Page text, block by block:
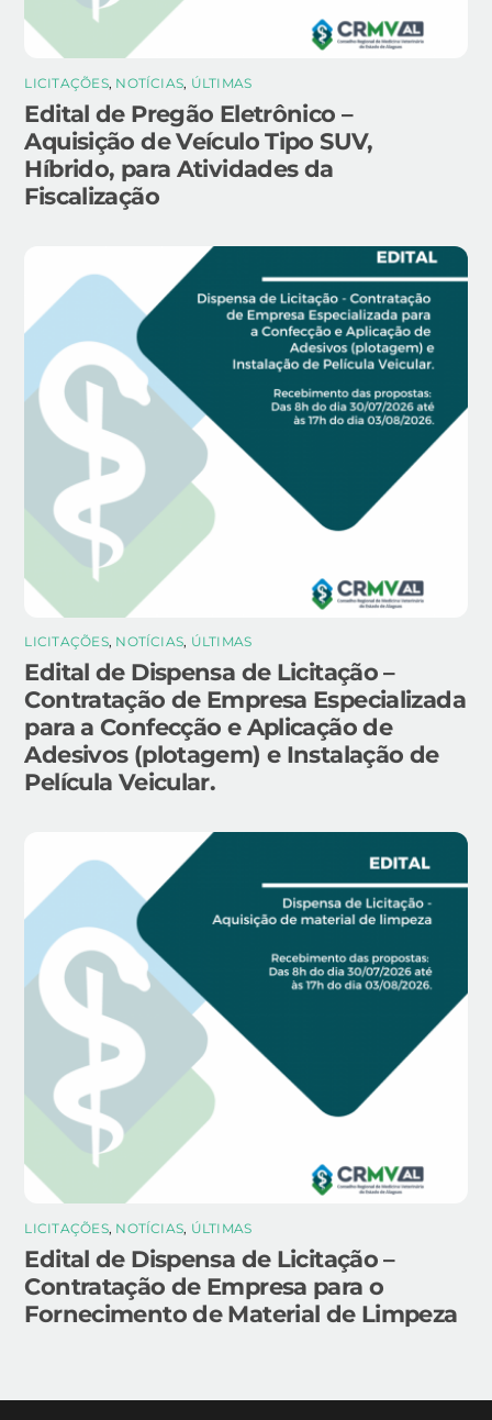
LICITAÇÕES, NOTÍCIAS, ÚLTIMAS
Edital de Pregão Eletrônico –
Aquisição de Veículo Tipo SUV,
Híbrido, para Atividades da
Fiscalização
LICITAÇÕES, NOTÍCIAS, ÚLTIMAS
Edital de Dispensa de Licitação –
Contratação de Empresa Especializada
para a Confecção e Aplicação de
Adesivos (plotagem) e Instalação de
Película Veicular.
LICITAÇÕES, NOTÍCIAS, ÚLTIMAS
Edital de Dispensa de Licitação –
Contratação de Empresa para o
Fornecimento de Material de Limpeza